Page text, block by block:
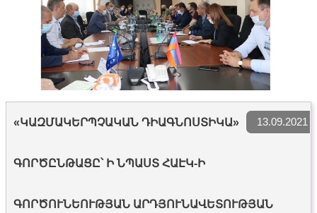
13.09.2021
«ԿԱԶՄԱԿԵՐՊՉԱԿԱՆ ԴԻԱԳՆՈՍՏԻԿԱ»
ԳՈՐԾԸՆԹԱՑԸ՝ Ի ՆՊԱՍՏ ՀԱԷԿ-Ի
ԳՈՐԾՈՒՆԵՈՒԹՅԱՆ ԱՐԴՅՈՒՆԱՎԵՏՈՒԹՅԱՆ